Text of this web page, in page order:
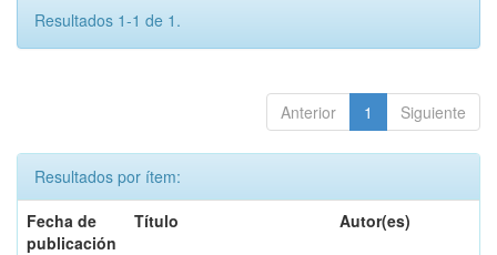
Resultados 1-1 de 1.
Anterior 1 Siguiente
Resultados por ítem:
Fecha de
publicación
Título Autor(es)